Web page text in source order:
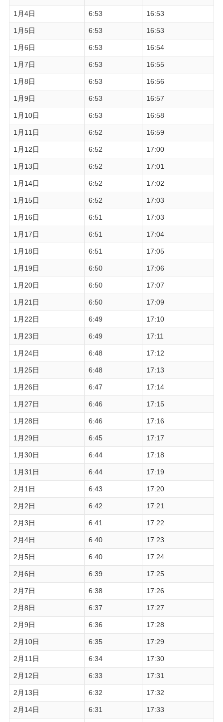
1月4日 6:53 16:53
1月5日 6:53 16:53
1月6日 6:53 16:54
1月7日 6:53 16:55
1月8日 6:53 16:56
1月9日 6:53 16:57
1月10日 6:53 16:58
1月11日 6:52 16:59
1月12日 6:52 17:00
1月13日 6:52 17:01
1月14日 6:52 17:02
1月15日 6:52 17:03
1月16日 6:51 17:03
1月17日 6:51 17:04
1月18日 6:51 17:05
1月19日 6:50 17:06
1月20日 6:50 17:07
1月21日 6:50 17:09
1月22日 6:49 17:10
1月23日 6:49 17:11
1月24日 6:48 17:12
1月25日 6:48 17:13
1月26日 6:47 17:14
1月27日 6:46 17:15
1月28日 6:46 17:16
1月29日 6:45 17:17
1月30日 6:44 17:18
1月31日 6:44 17:19
2月1日 6:43 17:20
2月2日 6:42 17:21
2月3日 6:41 17:22
2月4日 6:40 17:23
2月5日 6:40 17:24
2月6日 6:39 17:25
2月7日 6:38 17:26
2月8日 6:37 17:27
2月9日 6:36 17:28
2月10日 6:35 17:29
2月11日 6:34 17:30
2月12日 6:33 17:31
2月13日 6:32 17:32
2月14日 6:31 17:33